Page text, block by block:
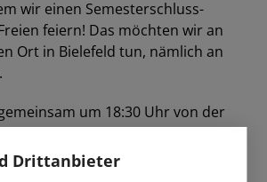
Drittanbieter
wir einen Semesterschluss-
feiern! Das möchten wir an
Ort in Bielefeld tun, nämlich an
um 18:30 Uhr von der
um 19:00 Uhr den Gottesdienst zu
können.